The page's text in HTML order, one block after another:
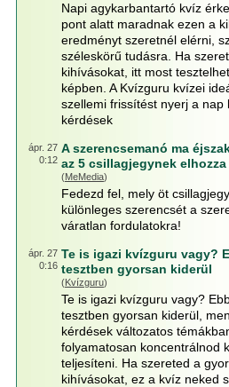
Napi agykarbantartó kvíz
pont alatt maradnak ezen a
eredményt szeretnél elérni,
széleskörű tudásra. Ha
kihívásokat, itt most
képben. A Kvízguru kvízei
szellemi frissítést nyerj a nap
kérdések
ápr. 27
0:12
A szerencsemanó ma
az 5 csillagjegynek
(MeMedia)
Fedezd fel, mely öt
különleges szerencsét a
váratlan fordulatokra!
ápr. 27
0:16
Te is igazi kvízguru vagy?
tesztben gyorsan kiderül
(Kvízguru)
Te is igazi kvízguru vagy?
tesztben gyorsan kiderül,
kérdések változatos
folyamatosan koncentrálnod
teljesíteni. Ha szereted a
kihívásokat, ez a kvíz neked